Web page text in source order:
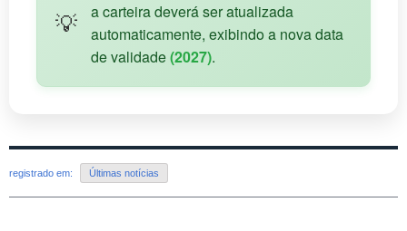
💡
a carteira deverá ser atualizada
automaticamente, exibindo a nova data
de validade(2027).
registrado em: Últimas notícias